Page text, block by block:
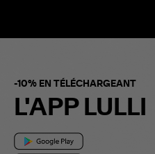
-10% EN TÉLÉCHARGEANT
L'APP LULLI